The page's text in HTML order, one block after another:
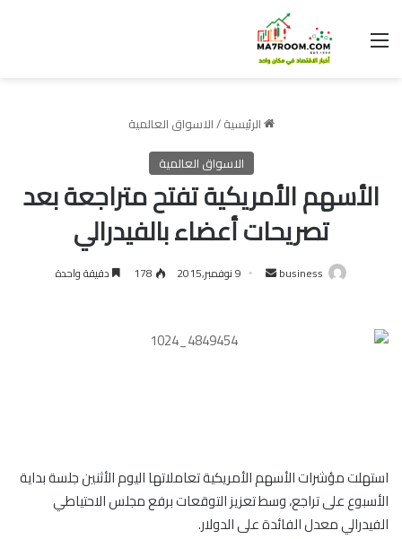
القائمة
الرئيسية/الاسواق العالمية
الاسواق العالمية
الأسهم الأمريكية تفتح متراجعة بعد
تصريحات أعضاء بالفيدرالي
business
أرسل 9 نوفمبر,2015 178 دقيقة واحدة
استهلت مؤشرات الأسهم الأمريكية تعاملاتها اليوم الأثنين جلسة بداية
الأسبوع على تراجع، وسط تعزيز التوقعات برفع مجلس الاحتياطي
الفيدرالي معدل الفائدة على الدولار.